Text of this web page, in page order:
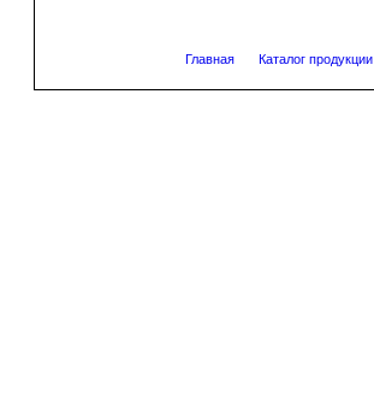
Главная Каталог продукции